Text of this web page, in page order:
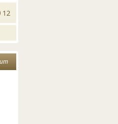
12